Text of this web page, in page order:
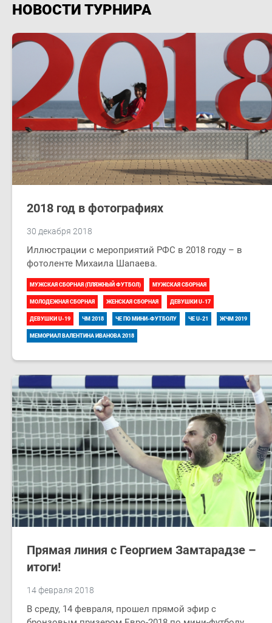
НОВОСТИ ТУРНИРА
30 декабря 2018
2018 год в фотографиях
Иллюстрации с мероприятий РФС в 2018 году – в
фотоленте Михаила Шапаева.
МУЖСКАЯ СБОРНАЯ (ПЛЯЖНЫЙ ФУТБОЛ) МУЖСКАЯ СБОРНАЯ
МОЛОДЕЖНАЯ СБОРНАЯ ЖЕНСКАЯ СБОРНАЯ ДЕВУШКИ U-17
ДЕВУШКИ U-19 ЧМ 2018 ЧЕ ПО МИНИ-ФУТБОЛУ ЧЕ U-21 ЖЧМ 2019
МЕМОРИАЛ ВАЛЕНТИНА ИВАНОВА 2018
14 февраля 2018
Прямая линия с Георгием Замтарадзе –
итоги!
В среду, ​14 февраля, прошел прямой эфир с